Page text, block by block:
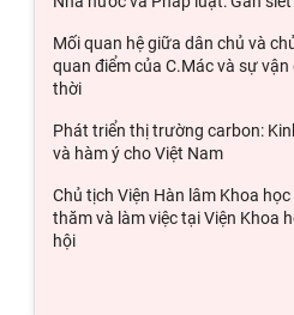
Mối quan hệ giữa dân chủ và
quan điểm của C.Mác và sự
thời
Phát triển thị trường carbon:
và hàm ý cho Việt Nam
Chủ tịch Viện Hàn lâm Khoa
thăm và làm việc tại Viện Khoa
hội